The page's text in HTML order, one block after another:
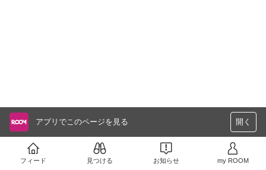
アプリでこのページを見る 開く
フィード 見つける お知らせ my ROOM